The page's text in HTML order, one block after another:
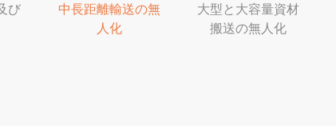
び
中長距離輸送の無
人化
大型と大容量資材
搬送の無人化